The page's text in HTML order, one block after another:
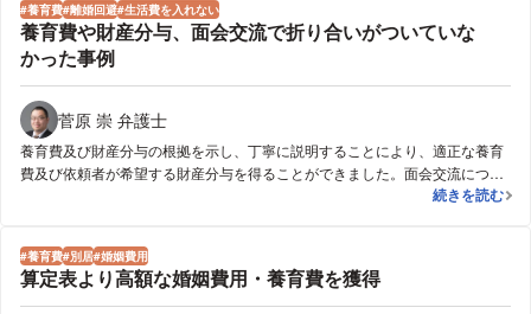
養育費 離婚回避 生活費を入れない
養育費や財産分与、面会交流で折り合いがついていな
かった事例
菅原 崇 弁護士
養育費及び財産分与の根拠を示し、丁寧に説明することにより、適正な養育
費及び依頼者が希望する財産分与を得ることができました。面会交流につい
ても、粘り強くお子様及び依頼者の意思を説明することにより、調停で円満
養育費や財産
続きを読む
養育費 別居 婚姻費用
算定表より高額な婚姻費用・養育費を獲得